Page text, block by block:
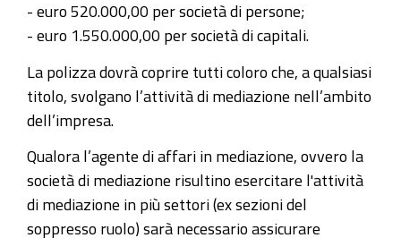
- euro 520.000,00 per società di persone;
- euro 1.550.000,00 per società di capitali.
La polizza dovrà coprire tutti coloro che, a qualsiasi
titolo, svolgano l’attività di mediazione nell’ambito
dell’impresa.
Qualora l’agente di affari in mediazione, ovvero la
società di mediazione risultino esercitare l'attività
di mediazione in più settori (ex sezioni del
soppresso ruolo) sarà necessario assicurare